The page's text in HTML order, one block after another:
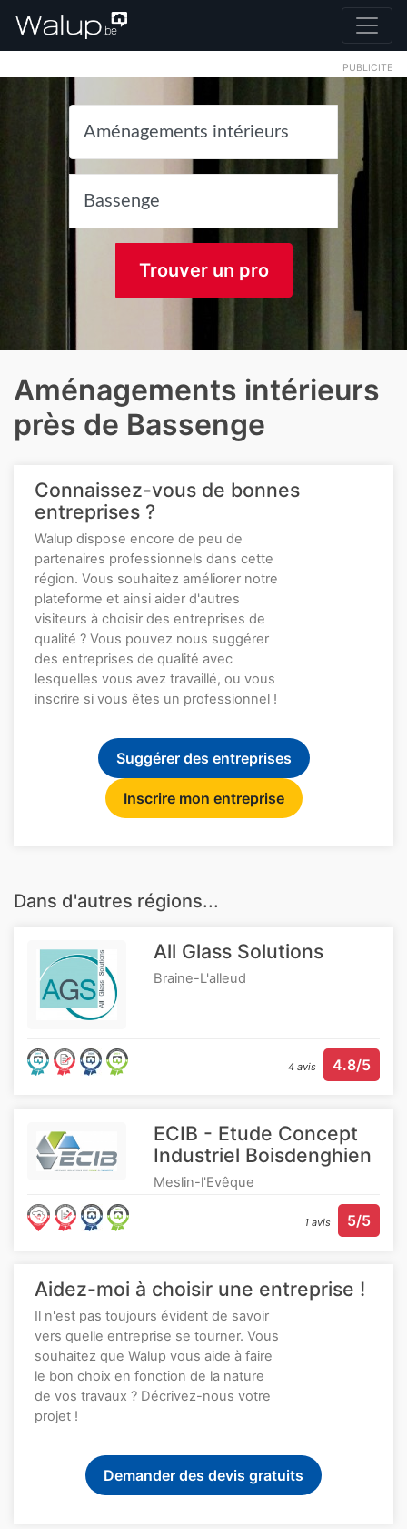
PUBLICITE
Trouver un pro
Aménagements intérieurs
près de Bassenge
Connaissez-vous de bonnes
entreprises ?
Walup dispose encore de peu de
partenaires professionnels dans cette
région. Vous souhaitez améliorer notre
plateforme et ainsi aider d'autres
visiteurs à choisir des entreprises de
qualité ? Vous pouvez nous suggérer
des entreprises de qualité avec
lesquelles vous avez travaillé, ou vous
inscrire si vous êtes un professionnel !
Suggérer des entreprises
Inscrire mon entreprise
Dans d'autres régions...
All Glass Solutions
Braine-L'alleud
4 avis 4.8/5
ECIB - Etude Concept
Industriel Boisdenghien
Meslin-l'Evêque
1 avis 5/5
Aidez-moi à choisir une entreprise !
Il n'est pas toujours évident de savoir
vers quelle entreprise se tourner. Vous
souhaitez que Walup vous aide à faire
le bon choix en fonction de la nature
de vos travaux ? Décrivez-nous votre
projet !
Demander des devis gratuits